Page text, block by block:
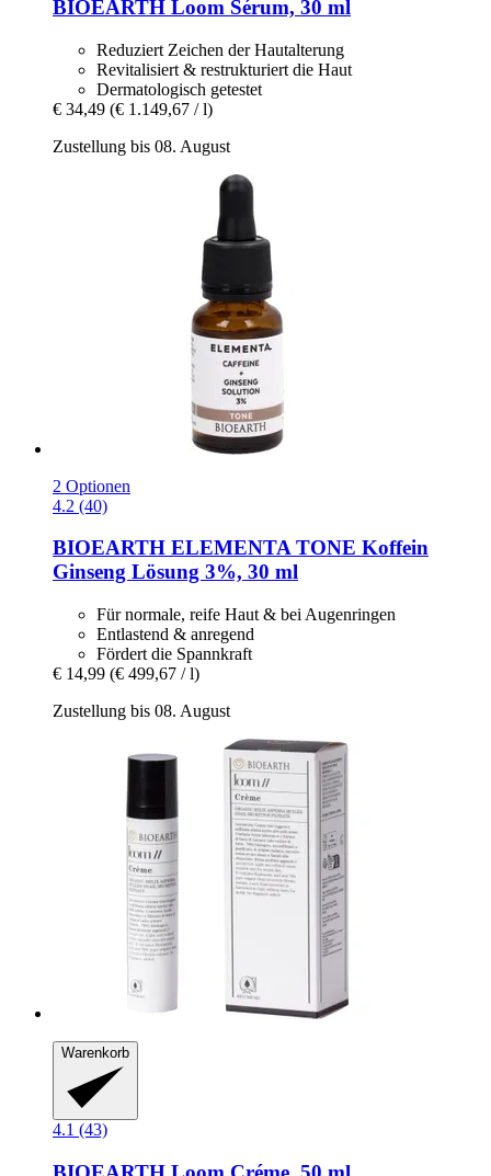
BIOEARTH Loom Sérum, 30 ml
Reduziert Zeichen der Hautalterung
Revitalisiert & restrukturiert die Haut
Dermatologisch getestet
€ 34,49 (€ 1.149,67 / l)
Zustellung bis 08. August
2 Optionen
4.2 (40)
BIOEARTH ELEMENTA TONE Koffein
Ginseng Lösung 3%, 30 ml
Für normale, reife Haut & bei Augenringen
Entlastend & anregend
Fördert die Spannkraft
€ 14,99 (€ 499,67 / l)
Zustellung bis 08. August
Warenkorb
4.1 (43)